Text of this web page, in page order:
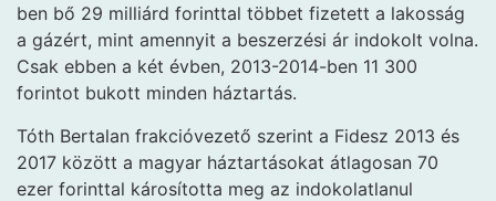
ben bő 29 milliárd forinttal többet fizetett a lakosság
a gázért, mint amennyit a beszerzési ár indokolt volna.
Csak ebben a két évben, 2013-2014-ben 11 300
forintot bukott minden háztartás.
Tóth Bertalan frakcióvezető szerint a Fidesz 2013 és
2017 között a magyar háztartásokat átlagosan 70
ezer forinttal károsította meg az indokolatlanul